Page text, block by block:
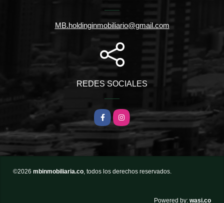
MB.holdinginmobiliario@gmail.com
REDES SOCIALES
FacebookInstagram
©2026 mbinmobiliaria.co , todos los derechos reservados.
Powered by: wasi.co